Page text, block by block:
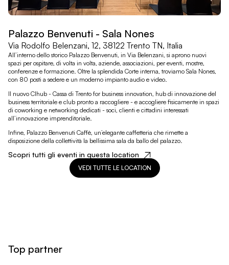
Palazzo Benvenuti - Sala Nones
Via Rodolfo Belenzani, 12, 38122 Trento TN, Italia
All’interno dello storico Palazzo Benvenuti, in Via Belenzani, si aprono nuovi
spazi per ospitare, di volta in volta, aziende, associazioni, per eventi, mostre,
conferenze e formazione. Oltre la splendida Corte interna, troviamo Sala Nones,
con 80 posti a sedere e un moderno impianto audio e video.
Il nuovo Clhub - Cassa di Trento for business innovation, hub di innovazione del
business territoriale e club pronto a raccogliere - e accogliere fisicamente in spazi
di coworking e networking dedicati - soci, clienti e cittadini interessati
all’innovazione imprenditoriale.
Infine, Palazzo Benvenuti Caffè, un’elegante caffetteria che rimette a
disposizione della collettività la bellissima sala da ballo del palazzo.
Scopri tutti gli eventi in questa location
VEDI TUTTE LE LOCATION
Top partner